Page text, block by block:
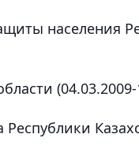
населения